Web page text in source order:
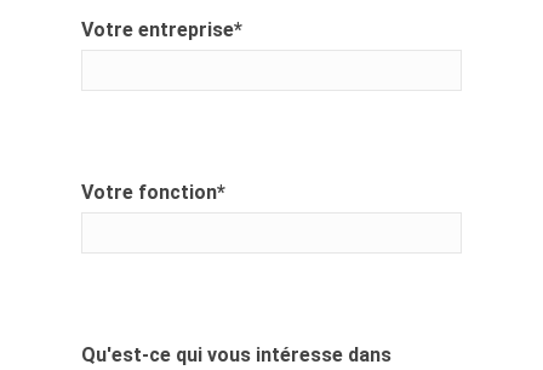
Votre entreprise*
Votre fonction*
Qu'est-ce qui vous intéresse dans